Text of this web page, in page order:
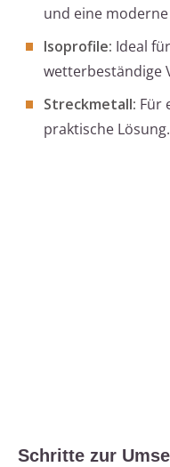
und eine
Isoprofile: Ideal
wetterbeständige
Streckmetall: Für
praktische Lösung.
Schritte zur